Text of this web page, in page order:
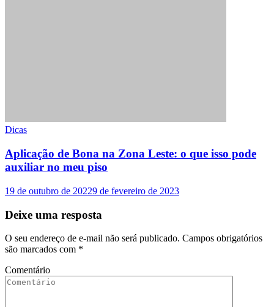
Dicas
Aplicação de Bona na Zona Leste: o que isso pode
auxiliar no meu piso
19 de outubro de 20229 de fevereiro de 2023
Deixe uma resposta
O seu endereço de e-mail não será publicado. Campos obrigatórios
são marcados com *
Comentário